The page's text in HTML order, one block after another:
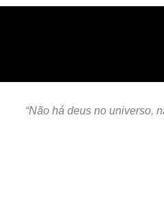
“Não há deus no universo,